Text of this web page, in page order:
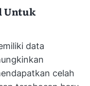
Untuk
data
celah